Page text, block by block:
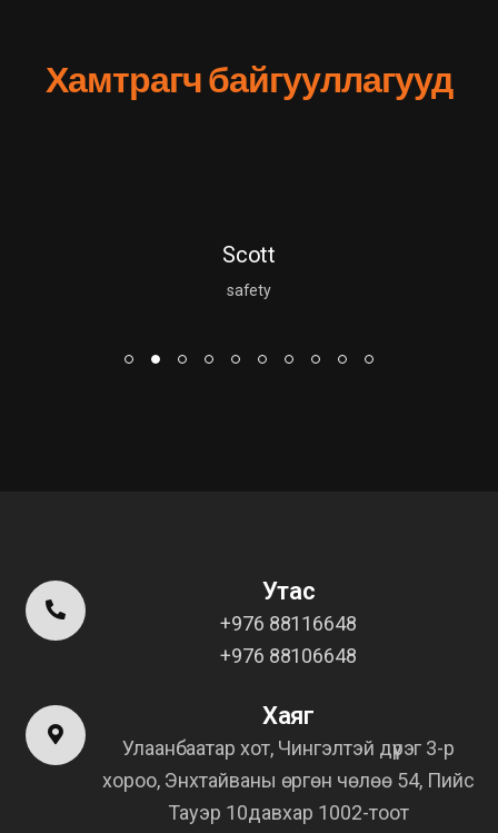
Хамтрагч байгууллагууд
Scott
safety
Утас
+976 88116648
+976 88106648
Хаяг
Улаанбаатар хот, Чингэлтэй дүүрэг 3-р
хороо, Энхтайваны өргөн чөлөө 54, Пийс
Тауэр 10давхар 1002-тоот